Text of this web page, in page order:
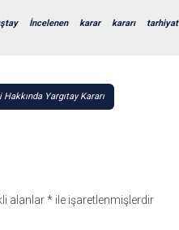
İncelenen karar kararı tarhiyat
Yargıtay Kararı
alanlar* ile işaretlenmişlerdir